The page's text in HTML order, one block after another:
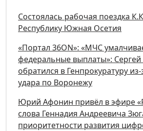
Состоялась рабочая поездка
Республику Южная Осетия
«Портал 36ON»: «МЧС
федеральные выплаты»:
обратился в Генпрокуратуру
удара по Воронежу
Юрий Афонин привёл в эфире
слова Геннадия Андреевича
приоритетности развития